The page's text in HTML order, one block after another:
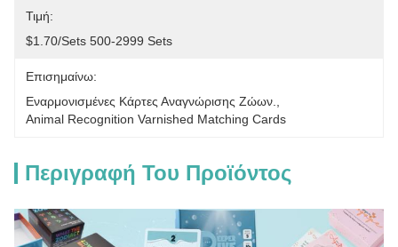
Τιμή:
$1.70/sets 500-2999 Sets
Επισημαίνω:
Εναρμονισμένες Κάρτες Αναγνώρισης Ζώων.
Animal Recognition Varnished Matching Cards
Περιγραφή Του Προϊόντος